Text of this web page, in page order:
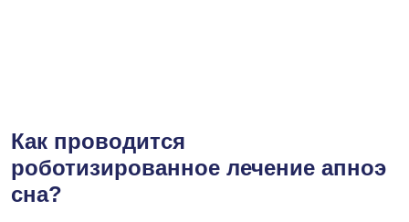
Как проводится
роботизированное лечение апноэ
сна?